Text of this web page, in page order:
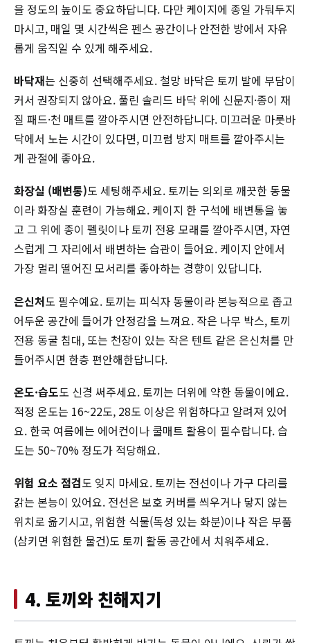
을 정도의 높이도 중요하답니다. 다만 케이지에 종일 가둬두지
마시고, 매일 몇 시간씩은 펜스 공간이나 안전한 방에서 자유
롭게 움직일 수 있게 해주세요.
바닥재는 신중히 선택해주세요. 철망 바닥은 토끼 발에 부담이
커서 권장되지 않아요. 풀린 솔리드 바닥 위에 신문지·종이 재
질 패드·천 매트를 깔아주시면 안전하답니다. 미끄러운 마룻바
닥에서 노는 시간이 있다면, 미끄럼 방지 매트를 깔아주시는
게 관절에 좋아요.
화장실 (배변통)도 세팅해주세요. 토끼는 의외로 깨끗한 동물
이라 화장실 훈련이 가능해요. 케이지 한 구석에 배변통을 놓
고 그 위에 종이 펠릿이나 토끼 전용 모래를 깔아주시면, 자연
스럽게 그 자리에서 배변하는 습관이 들어요. 케이지 안에서
가장 멀리 떨어진 모서리를 좋아하는 경향이 있답니다.
은신처도 필수예요. 토끼는 피식자 동물이라 본능적으로 좁고
어두운 공간에 들어가 안정감을 느껴요. 작은 나무 박스, 토끼
전용 동굴 침대, 또는 천장이 있는 작은 텐트 같은 은신처를 만
들어주시면 한층 편안해한답니다.
온도·습도도 신경 써주세요. 토끼는 더위에 약한 동물이에요.
적정 온도는 16~22도, 28도 이상은 위험하다고 알려져 있어
요. 한국 여름에는 에어컨이나 쿨매트 활용이 필수랍니다. 습
도는 50~70% 정도가 적당해요.
위험 요소 점검도 잊지 마세요. 토끼는 전선이나 가구 다리를
갉는 본능이 있어요. 전선은 보호 커버를 씌우거나 닿지 않는
위치로 옮기시고, 위험한 식물(독성 있는 화분)이나 작은 부품
(삼키면 위험한 물건)도 토끼 활동 공간에서 치워주세요.
4. 토끼와 친해지기